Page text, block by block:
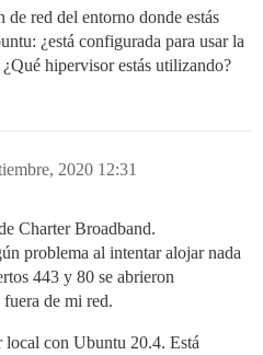
red del entorno donde estás
¿está configurada para usar la
hipervisor estás utilizando?
2020 12:31
Charter Broadband.
problema al intentar alojar nada
443 y 80 se abrieron
de mi red.
local con Ubuntu 20.4. Está